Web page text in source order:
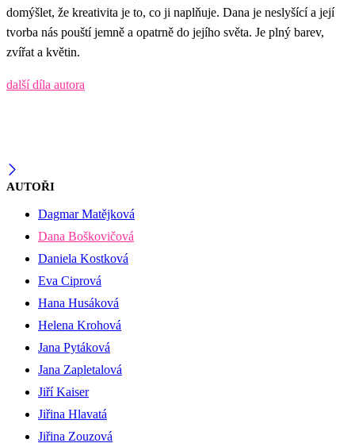
domýšlet, že kreativita je to, co ji naplňuje. Dana je neslyšící a její
tvorba nás pouští jemně a opatrně do jejího světa. Je plný barev,
zvířat a květin.
další díla autora
AUTOŘI
Dagmar Matějková
Dana Boškovičová
Daniela Kostková
Eva Ciprová
Hana Husáková
Helena Krohová
Jana Pytáková
Jana Zapletalová
Jiří Kaiser
Jiřina Hlavatá
Jiřina Zouzová